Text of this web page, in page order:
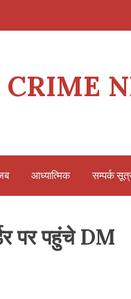
आध्यात्मिक सम्पर्क
पर पहुंचे DM